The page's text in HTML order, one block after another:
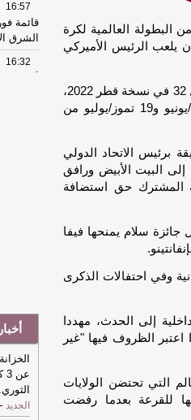
2026، أكبر نسخة من البطولة العالمية لكرة
يلعب الرئيس الأميركي
وتقام البطولة الموسعة التي باتت تضم 48 منتخبا، مقابل 32 في نسخة قطر 2022،
في الولايات المتحدة والمكسيك وكندا بين 11 حزيران/يونيو و19 تموز/يوليو من
برئيس الاتحاد الدولي
إلى البيت الأبيض ورافق
المشترك حق استضافة
سلام يمنحها فيفا
وفي احتفالات الذكرى
إلى الحدث، مهددا
اعتبر الظروف فيها "غير
التي تحتضن الولايات
إيران مقاطعتها للقرعة بعدما رفضت
16:57
قائمة
الشرق
16:32
مطارات
15:59
15:16
في
الثوري
الجديد -